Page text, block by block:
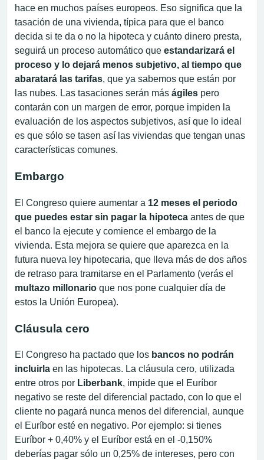
hace en muchos países europeos. Eso significa que la
tasación de una vivienda, típica para que el banco
decida si te da o no la hipoteca y cuánto dinero presta,
seguirá un proceso automático que estandarizará el
proceso y lo dejará menos subjetivo, al tiempo que
abaratará las tarifas, que ya sabemos que están por
las nubes. Las tasaciones serán más ágiles pero
contarán con un margen de error, porque impiden la
evaluación de los aspectos subjetivos, así que lo ideal
es que sólo se tasen así las viviendas que tengan unas
características comunes.
Embargo
El Congreso quiere aumentar a 12 meses el periodo
que puedes estar sin pagar la hipoteca antes de que
el banco la ejecute y comience el embargo de la
vivienda. Esta mejora se quiere que aparezca en la
futura nueva ley hipotecaria, que lleva más de dos años
de retraso para tramitarse en el Parlamento (verás el
multazo millonario que nos pone cualquier día de
estos la Unión Europea).
Cláusula cero
El Congreso ha pactado que los bancos no podrán
incluirla en las hipotecas. La cláusula cero, utilizada
entre otros por Liberbank, impide que el Euríbor
negativo se reste del diferencial pactado, con lo que el
cliente no pagará nunca menos del diferencial, aunque
el Euríbor esté en negativo. Por ejemplo: si tienes
Euríbor + 0,40% y el Euríbor está en el -0,150%
deberías pagar sólo un 0,25% de intereses, pero con